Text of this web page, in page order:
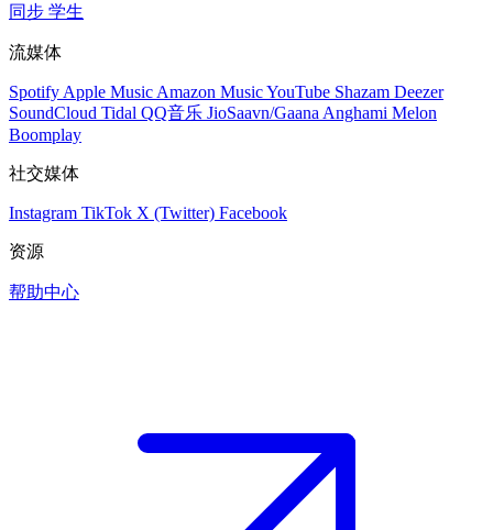
同步 学生
流媒体
Spotify Apple Music Amazon MusicYouTube Shazam Deezer
SoundCloud Tidal QQ音乐 JioSaavn/Gaana Anghami Melon
Boomplay
社交媒体
Instagram TikTok X (Twitter) Facebook
资源
帮助中心